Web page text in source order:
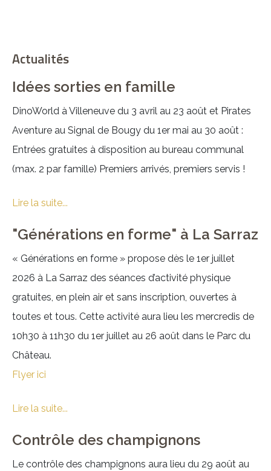
Actualités
Idées sorties en famille
DinoWorld à Villeneuve du 3 avril au 23 août et Pirates
Aventure au Signal de Bougy du 1er mai au 30 août :
Entrées gratuites à disposition au bureau communal
(max. 2 par famille) Premiers arrivés, premiers servis !
Lire la suite...
"Générations en forme" à La Sarraz
« Générations en forme » propose dès le 1er juillet
2026 à La Sarraz des séances d’activité physique
gratuites, en plein air et sans inscription, ouvertes à
toutes et tous. Cette activité aura lieu les mercredis de
10h30 à 11h30 du 1er juillet au 26 août dans le Parc du
Château.
Flyer ici
Lire la suite...
Contrôle des champignons
Le contrôle des champignons aura lieu du 29 août au